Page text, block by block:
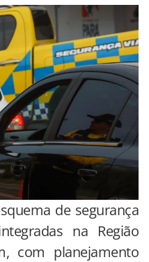
de segurança
na Região
com planejamento